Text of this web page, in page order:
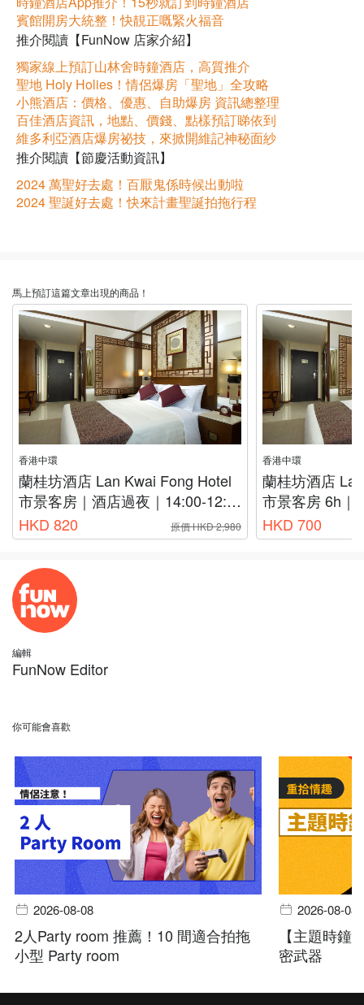
賓館開房大統整！快靚正嘅緊火福音
推介閱讀【FunNow 店家介紹】
獨家線上預訂山林舍時鐘酒店，高質推介
聖地 Holy Holies！情侶爆房「聖地」全攻略
小熊酒店：價格、優惠、自助爆房 資訊總整理
百佳酒店資訊，地點、價錢、點樣預訂睇依到
維多利亞酒店爆房祕技，來掀開維記神秘面紗
推介閱讀【節慶活動資訊】
2024 萬聖好去處！百厭鬼係時候出動啦
2024 聖誕好去處！快來計畫聖誕拍拖行程
馬上預訂這篇文章出現的商品！
香港中環
蘭桂坊酒店 Lan Kwai Fong Hotel
市景客房｜酒店過夜｜14:00-12:00
原價 HKD 2,980
HKD 820
香港中環
蘭桂坊酒店
市景客房 6h｜
HKD 700
編輯
FunNow Editor
你可能會喜歡
2026-08-08
2人Party room 推薦！10 間適合拍拖
小型 Party room
2026-08-08
【主題時鐘
密武器